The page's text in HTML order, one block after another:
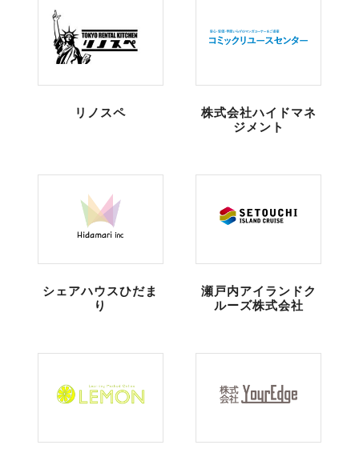
リノスペ
株式会社ハイドマネ
ジメント
シェアハウスひだま
り
瀬戸内アイランドク
ルーズ株式会社